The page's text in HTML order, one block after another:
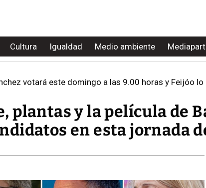
Cultura Igualdad Medio ambiente Mediapart
votará este domingo a las 9.00 horas y Feijóo
plantas y la película de
en esta jornada